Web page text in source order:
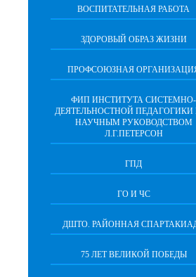
ВОСПИТАТЕЛЬНАЯ РАБОТА
ЗДОРОВЫЙ ОБРАЗ ЖИЗНИ
ПРОФСОЮЗНАЯ
ФИП ИНСТИТУТА СИСТЕМНО-
ДЕЯТЕЛЬНОСТНОЙ ПЕДАГОГИКИ
НАУЧНЫМ РУКОВОДСТВОМ
Л.Г.ПЕТЕРСОН
ГПД
ГО И ЧС
ДШТО. РАЙОННАЯ
75 ЛЕТ ВЕЛИКОЙ ПОБЕДЫ